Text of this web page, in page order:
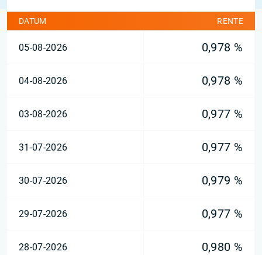
DATUM RENTE
05-08-2026 0,978 %
04-08-2026 0,978 %
03-08-2026 0,977 %
31-07-2026 0,977 %
30-07-2026 0,979 %
29-07-2026 0,977 %
28-07-2026 0,980 %